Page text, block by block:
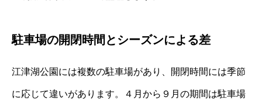
駐車場の開閉時間とシーズンによる差
江津湖公園には複数の駐車場があり、開閉時間には季節
に応じて違いがあります。４月から９月の期間は駐車場